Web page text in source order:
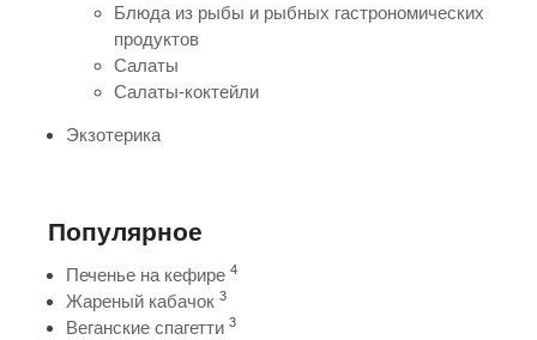
Блюда из рыбы и рыбных гастрономических
продуктов
Салаты
Салаты-коктейли
Экзотерика
Популярное
Печенье на кефире 4
Жареный кабачок 3
Веганские спагетти 3